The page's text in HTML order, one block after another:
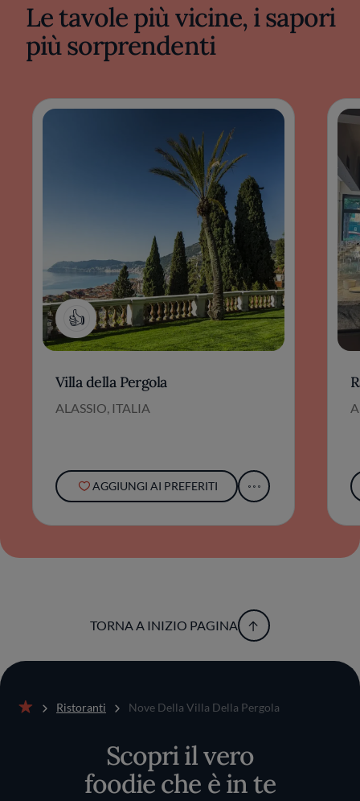
Le tavole più vicine, i sapori
più sorprendenti
1
Villa della Pergola
ALASSIO, ITALIA
AGGIUNGI AI PREFERITI
TORNA A INIZIO PAGINA
Ristoranti Nove Della Villa Della Pergola
Scopri il vero
foodie che è in te